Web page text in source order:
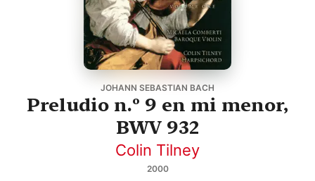
JOHANN SEBASTIAN BACH
Preludio n.º 9 en mi menor,
BWV 932
Colin Tilney
2000